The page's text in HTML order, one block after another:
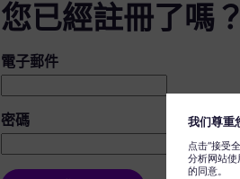
您已經註冊了嗎？
登入：使用者和密碼
電子郵件
密碼